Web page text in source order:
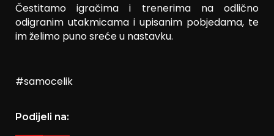
Čestitamo igračima i trenerima na odlično
odigranim utakmicama i upisanim pobjedama, te
im želimo puno sreće u nastavku.
#samocelik
Podijeli na: